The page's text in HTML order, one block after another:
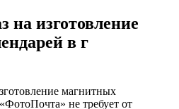
на изготовление
в г
магнитных
не требует от